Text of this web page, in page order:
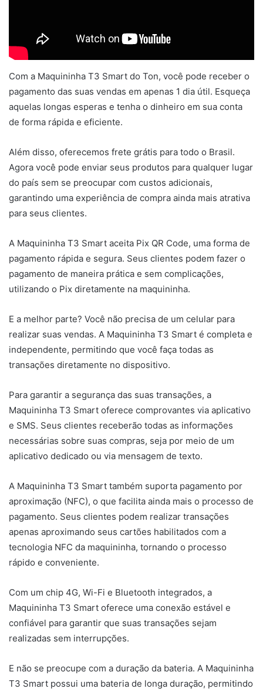
Com a Maquininha T3 Smart do Ton, você pode receber o
pagamento das suas vendas em apenas 1 dia útil. Esqueça
aquelas longas esperas e tenha o dinheiro em sua conta
de forma rápida e eficiente.
Além disso, oferecemos frete grátis para todo o Brasil.
Agora você pode enviar seus produtos para qualquer lugar
do país sem se preocupar com custos adicionais,
garantindo uma experiência de compra ainda mais atrativa
para seus clientes.
A Maquininha T3 Smart aceita Pix QR Code, uma forma de
pagamento rápida e segura. Seus clientes podem fazer o
pagamento de maneira prática e sem complicações,
utilizando o Pix diretamente na maquininha.
E a melhor parte? Você não precisa de um celular para
realizar suas vendas. A Maquininha T3 Smart é completa e
independente, permitindo que você faça todas as
transações diretamente no dispositivo.
Para garantir a segurança das suas transações, a
Maquininha T3 Smart oferece comprovantes via aplicativo
e SMS. Seus clientes receberão todas as informações
necessárias sobre suas compras, seja por meio de um
aplicativo dedicado ou via mensagem de texto.
A Maquininha T3 Smart também suporta pagamento por
aproximação (NFC), o que facilita ainda mais o processo de
pagamento. Seus clientes podem realizar transações
apenas aproximando seus cartões habilitados com a
tecnologia NFC da maquininha, tornando o processo
rápido e conveniente.
Com um chip 4G, Wi-Fi e Bluetooth integrados, a
Maquininha T3 Smart oferece uma conexão estável e
confiável para garantir que suas transações sejam
realizadas sem interrupções.
E não se preocupe com a duração da bateria. A Maquininha
T3 Smart possui uma bateria de longa duração, permitindo